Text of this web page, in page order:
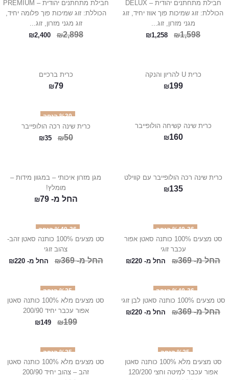
חבילת מתחתנים יהודית – DELUX
הכוללת: זוג שמיכות פוך אווז יחיד, זוג
מגני מזרון, זוג...
₪1,598
₪1,258
חבילת מתחתנים יהודית – PREMIUM
הכוללת: זוג שמיכות פוך פלומה יחיד,
זוג מגני מזרון, זוג...
₪2,898
₪2,400
כרית U להריון והנקה
₪199
כרית ברכיים
₪79
כרית שינה קשיחה הולופייבר
₪160
%30 הנחה
כרית שינה רכה הולופייבר
₪50
₪35
כרית שינה רכה הולופייבר עם קווילט
₪135
מגן מזרון איכותי – במגוון מידות –
מומלץ!
החל מ- ₪79
%40-36 הנחה
סט מצעים 100% כותנה סאטן אפור
עכבר זוגי
החל מ- ₪369 החל מ- ₪220
%40-36 הנחה
סט מצעים 100% כותנה סאטן זהב-
צהוב זוגי
החל מ- ₪369 החל מ- ₪220
%40-36 הנחה
סט מצעים 100% כותנה סאטן לבן זוגי
החל מ- ₪369 החל מ- ₪220
%25 הנחה
סט מצעים מלא 100% כותנה סאטן
אפור עכבר יחיד 200/90
₪199
₪149
%25 הנחה
סט מצעים מלא 100% כותנה סאטן
אפור עכבר למיטה וחצי 120/200
%25 הנחה
סט מצעים מלא 100% כותנה סאטן
זהב – צהוב יחיד 200/90